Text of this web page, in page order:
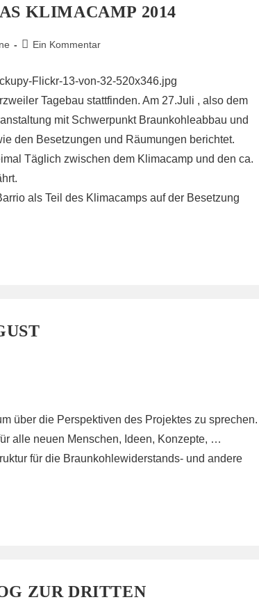
KLIMACAMP 2014
Beitrags-
Ein Kommentar
Tagebau stattfinden. Am 27.Juli , also dem
mit Schwerpunkt Braunkohleabbau und
den Besetzungen und Räumungen berichtet.
Täglich zwischen dem Klimacamp und den ca.
als Teil des Klimacamps auf der Besetzung
über die Per­spek­ti­ven des Pro­jek­tes zu spre­chen.
alle neuen Men­schen, Ideen, Kon­zep­te, …
für die Braun­koh­le­wi­der­stands-​ und an­de­re
ZUR DRITTEN